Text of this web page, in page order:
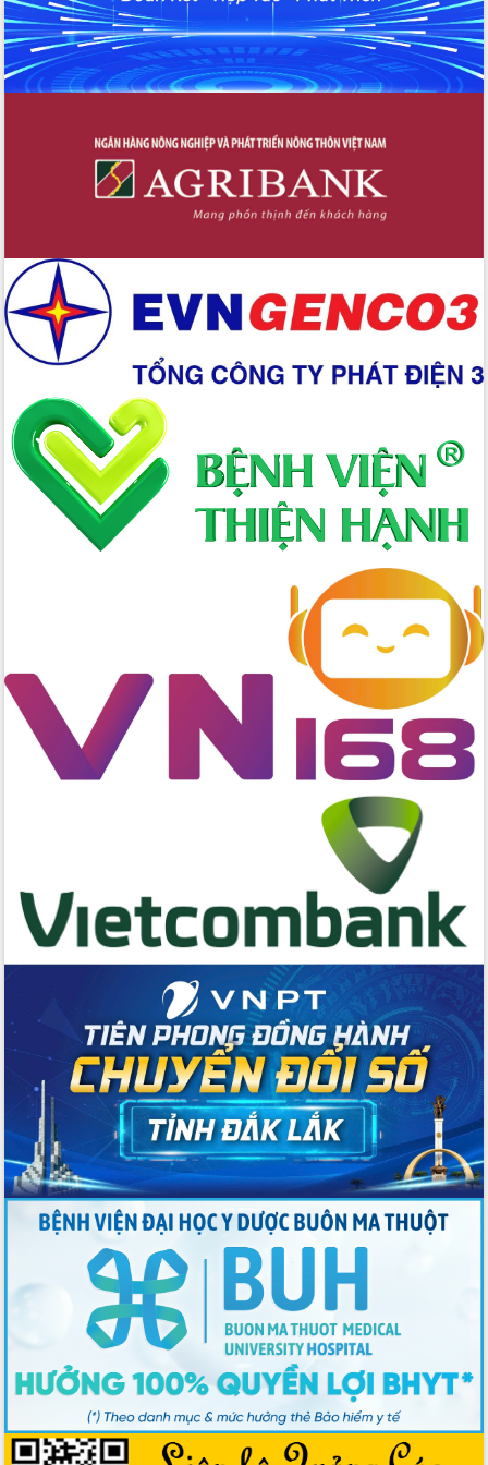
Xây dựng nền hành chính số đồng
hành cùng nông dân dân, doanh nghiệp
Giai đoạn 2026-2030, Đắk Lắk phấn
đấu có 77% xã đạt chuẩn nông thôn
Chuyển đổi số 'mở đường' cho nông
nghiệp Đắk Lắk tăng trưởng bứt phá
Triển khai đồng bộ đo đạc, lập hồ sơ
địa chính, hoàn thiện cơ sở dữ liệu đất
Ứng dụng sinh trắc học - Bước tiến
trong hành trình chuyển đổi số tại Đắk
Lắk
Đắk Lắk nâng cao hiệu quả công tác
Đảng từ Sổ tay đảng viên điện tử
Đắk Lắk đẩy mạnh nuôi biển công
nghệ, hướng tới phát triển thủy sản
bền vững
Tập huấn nâng cao năng lực triển khai
chuyển đổi số cho cán bộ, công chức
cấp xã
Đắk Lắk phát động hưởng ứng Ngày
Quyền của người tiêu dùng Việt Nam
Tổ chức trang trọng Lễ hội Đền thờ
Lương Văn Chánh năm 2026
Phó Bí thư Tỉnh ủy Đắk Lắk Đỗ Hữu
Huy giữ chức Bí thư Đảng ủy Ủy Ban
Nhân dân tỉnh
Đánh giá, rút kinh nghiệm công tác tổ
chức diễn tập trước ngày bầu cử
Chương trình “Gặp gỡ hữu nghị –
Friendship Meeting New Year 2026”
Bầu cử Quốc hội và HĐND: Cử tri Đắk
Lắk gửi gắm niềm tin, kỳ vọng vào lá
Đắk Lắk sẵn sàng các điều kiện cho
Ngày hội bầu cử đại biểu Quốc hội
khóa XVI và HĐND các cấp nhiệm kỳ
2026-2031
Đảm bảo cuộc bầu cử đại biểu Quốc
hội và đại biểu HĐND các cấp diễn ra
an toàn, hiệu quả, đúng quy định
Thủ tướng Chính phủ Phạm Minh Chính
án cao tốc và thăm khu tái định cư tại
Đắk Lắk
Sôi nổi Hội đua ngựa truyền thống Gò
Thì Thùng mừng Xuân Bính Ngọ 2026
Lãnh đạo tỉnh dâng hương tưởng niệm
tại Đập Đồng Cam đầu Xuân Bính Ngọ
Ngành nông nghiệp phấn đấu tăng
trưởng đạt 5,86% trong năm 2026
UBND tỉnh Đắk Lắk triển khai công tác